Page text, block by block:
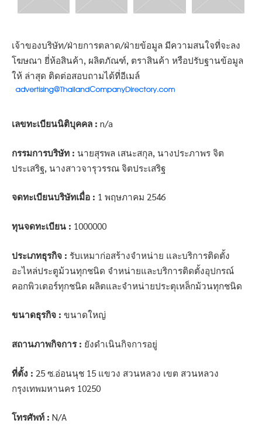
เจ้าของบริษัท/ฝ่ายการตลาด/ฝ่ายข้อมูล มีความสนใจที่จะลง
โฆษณา ยี่ห้อสินค้า, ผลิตภัณฑ์, ตราสินค้า หรือปรับฐานข้อมูล
ให้ ล่าสุด ติดต่อสอบถามได้ที่อีเมล์
เลขทะเบียนนิติบุคคล : n/a
กรรมการบริษัท : นายสุรพล เสนะสกุล, นางประภาพร จิต
ประเสริฐ, นางสาวจารุวรรณ จิตประเสริฐ
จดทะเบียนบริษัทเมื่อ : 1 พฤษภาคม 2546
ทุนจดทะเบียน : 1000000
ประเภทธุรกิจ : รับเหมาก่อสร้างจำหน่าย และบริการติดตั้ง
อะไหล่ประตูม้วนทุกชนิด จำหน่ายและบริการติดตั้งอุปกรณ์
คอกพิวเตอร์ทุกชนิด ผลิตและจำหน่ายประตุเหล็กม้วนทุกชนิด
ขนาดธุรกิจ : ขนาดใหญ่
สถานภาพกิจการ : ยังดำเนินกิจการอยู่
ที่ตั้ง : 25 ซ.อ่อนนุช 15 แขวง สวนหลวง เขต สวนหลวง
กรุงเทพมหานคร 10250
โทรศัพท์ : N/A